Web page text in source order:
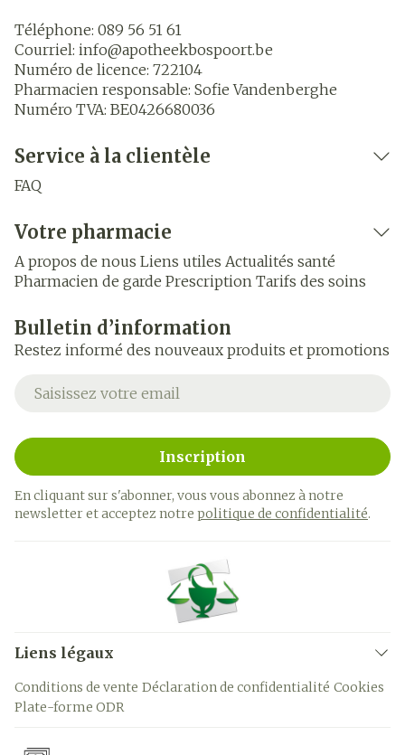
Téléphone: 089 56 51 61
Courriel: info@apotheekbospoort.be
Numéro de licence: 722104
Pharmacien responsable: Sofie Vandenberghe
Numéro TVA: BE0426680036
Service à la clientèle
FAQ
Votre pharmacie
A propos de nous Liens utiles Actualités santé
Pharmacien de garde Prescription Tarifs des soins
Bulletin d’information
Restez informé des nouveaux produits et promotions
Adresse mail
Inscription
En cliquant sur s'abonner, vous vous abonnez à notre
newsletter et acceptez notre politique de confidentialité.
Liens légaux
Conditions de vente Déclaration de confidentialité Cookies
Plate-forme ODR